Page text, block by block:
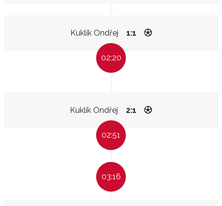
Kuklík Ondřej 1:1
02:20
Kuklík Ondřej 2:1
02:51
03:16